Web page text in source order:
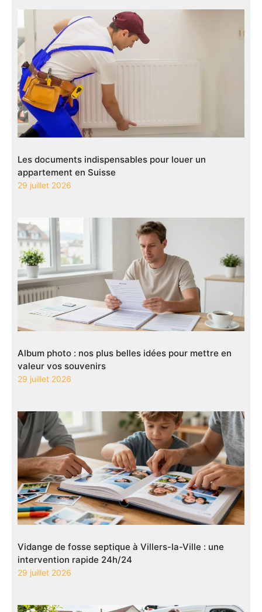
Les documents indispensables pour louer un
appartement en Suisse
29 juillet 2026
Album photo : nos plus belles idées pour mettre en
valeur vos souvenirs
29 juillet 2026
Vidange de fosse septique à Villers-la-Ville : une
intervention rapide 24h/24
29 juillet 2026